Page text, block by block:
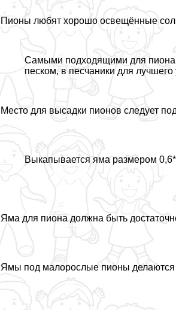
Пионы любят хорошо освещённые
Самыми подходящими для пиона
песком, в песчаники для
Место для высадки пионов следует
Выкапывается яма размером
Яма для пиона должна быть
Ямы под малорослые пионы делаются